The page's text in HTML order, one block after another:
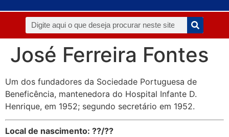
José Ferreira Fontes
Um dos fundadores da Sociedade Portuguesa de
Beneficência, mantenedora do Hospital Infante D.
Henrique, em 1952; segundo secretário em 1952.
Local de nascimento: ??/??